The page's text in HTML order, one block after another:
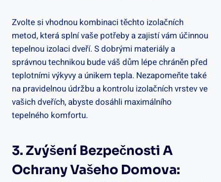
Zvolte si vhodnou kombinaci těchto izolačních
metod, která splní vaše potřeby a zajistí vám účinnou
tepelnou izolaci dveří. S dobrými materiály a
správnou technikou bude váš dům lépe chráněn před
teplotními výkyvy a únikem tepla. Nezapomeňte také
na pravidelnou údržbu a kontrolu izolačních vrstev ve
vašich dveřích, abyste dosáhli maximálního
tepelného komfortu.
3. Zvýšení Bezpečnosti A
Ochrany Vašeho Domova: